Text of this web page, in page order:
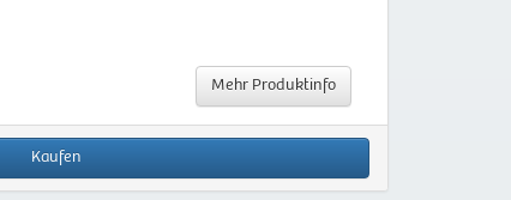
Mehr Produktinfo
Kaufen